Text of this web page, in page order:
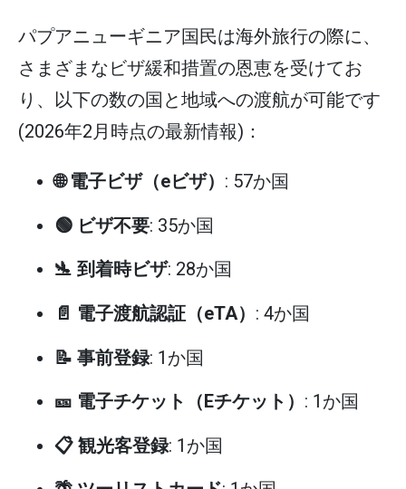
パプアニューギニア国民は海外旅行の際に、
さまざまなビザ緩和措置の恩恵を受けてお
り、以下の数の国と地域への渡航が可能です
(2026年2月時点の最新情報)：
🌐 電子ビザ（eビザ） : 57か国
🟢 ビザ不要: 35か国
🛬 到着時ビザ: 28か国
📄 電子渡航認証（eTA） : 4か国
📝 事前登録: 1か国
🎫 電子チケット（Eチケット） : 1か国
📋 観光客登録: 1か国